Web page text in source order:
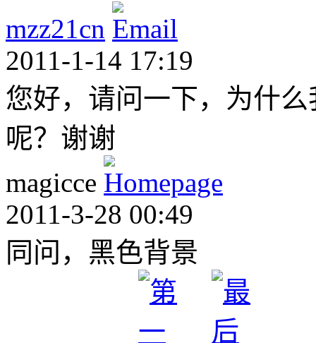
mzz21cn
2011-1-14 17:19
您好，请问一下，为什
呢？谢谢
magicce
2011-3-28 00:49
同问，黑色背景